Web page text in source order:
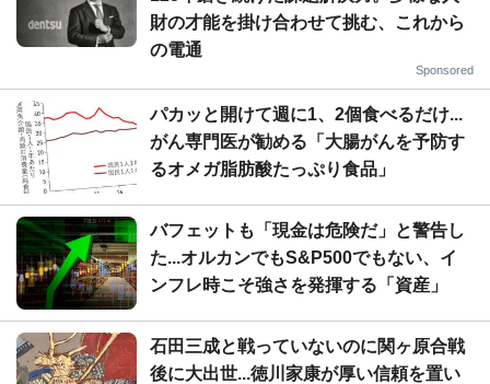
財の才能を掛け合わせて挑む、これから
の電通
Sponsored
パカッと開けて週に1、2個食べるだけ...
がん専門医が勧める「大腸がんを予防す
るオメガ脂肪酸たっぷり食品」
バフェットも「現金は危険だ」と警告し
た...オルカンでもS&P500でもない、イ
ンフレ時こそ強さを発揮する「資産」
石田三成と戦っていないのに関ヶ原合戦
後に大出世...徳川家康が厚い信頼を置い